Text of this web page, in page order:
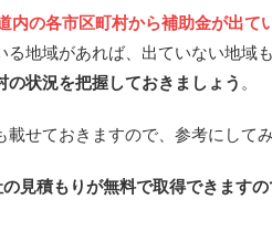
の各市区町村から補助金が出て
地域があれば、出ていない地域
状況を把握しておきましょう 。
せておきますので、参考にしてみ
見積もりが無料で取得できます